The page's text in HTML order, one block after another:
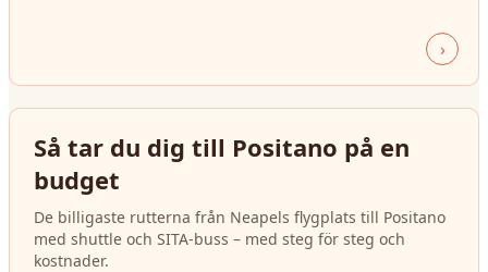
›
Så tar du dig till Positano på en
budget
De billigaste rutterna från Neapels flygplats till Positano
med shuttle och SITA-buss – med steg för steg och
kostnader.